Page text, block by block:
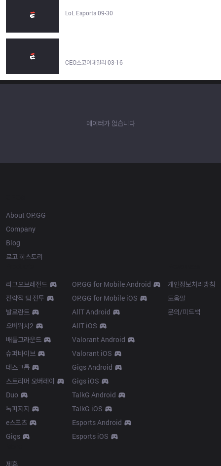
LoL Esports 09-30
CEO스코어데일리 03-16
데이터가 없습니다
About OP.GG
Company
Blog
로고 히스토리
리그오브레전드
전략적 팀 전투
발로란트
오버워치2
배틀그라운드
슈퍼바이브
데스크톱
스트리머 오버레이
Duo
톡피지지
e스포츠
Gigs
OP.GG for Mobile Android
OP.GG for Mobile iOS
AllT Android
AllT iOS
Valorant Android
Valorant iOS
Gigs Android
Gigs iOS
TalkG Android
TalkG iOS
Esports Android
Esports iOS
개인정보처리방침
도움말
문의/피드백
제휴